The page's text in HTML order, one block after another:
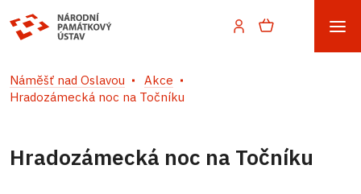
Náměšť nad Oslavou
Akce
Hradozámecká noc na Točníku
Hradozámecká noc na Točníku